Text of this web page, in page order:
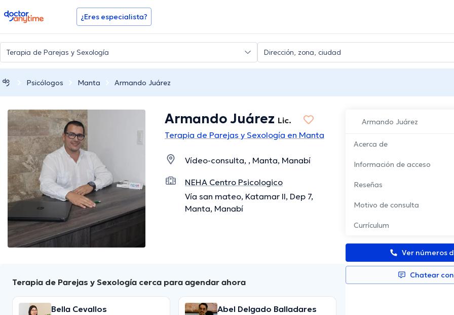
doctoranytime ¿Eres especialista?
Psicólogos Manta Armando Juárez
Armando Juárez
Acerca de
Información de acceso
Reseñas
Motivo de consulta
Currículum
Ver números
Chatear
Armando Juárez Lic.
Terapia de Parejas y Sexología en Manta
Vídeo-consulta, , Manta, Manabí
NEHA Centro Psicologico
Vía san mateo, Katamar II, Dep 7,
Manta, Manabí
Terapia de Parejas y Sexología cerca para agendar ahora
Bella Cevallos Abel Delgado Balladares